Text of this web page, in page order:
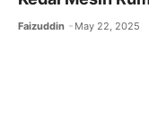
Faizuddin May 22, 2025